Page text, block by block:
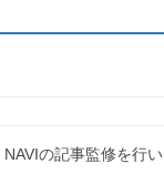
の記事監修を行